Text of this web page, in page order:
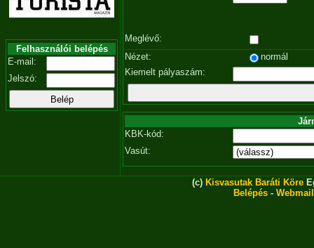
Felhasználói belépés
E-mail:
Jelszó:
Meglévő:
Nézet:
normál
Kiemelt pályaszám:
KBK-kód:
Vasút:
(c) Kisvasutak Baráti Köre
Belépés - Webmail